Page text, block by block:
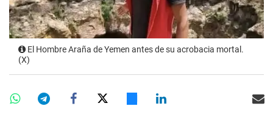
El Hombre Araña de Yemen antes de su acrobacia mortal.
(X)